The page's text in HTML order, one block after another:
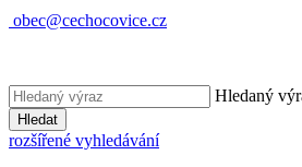
obec@cechocovice.cz
Hledaný
Hledat
rozšířené vyhledávání